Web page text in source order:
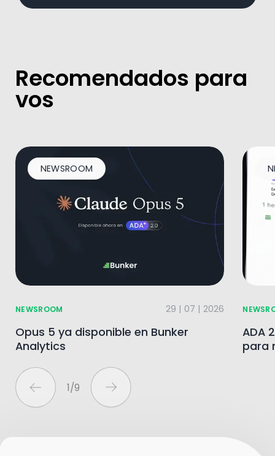
Recomendados para
vos
1/9
NEWSROOM
NEWSROOM 29 | 07 | 2026
Opus 5 ya disponible en Bunker
Analytics
ADA
para